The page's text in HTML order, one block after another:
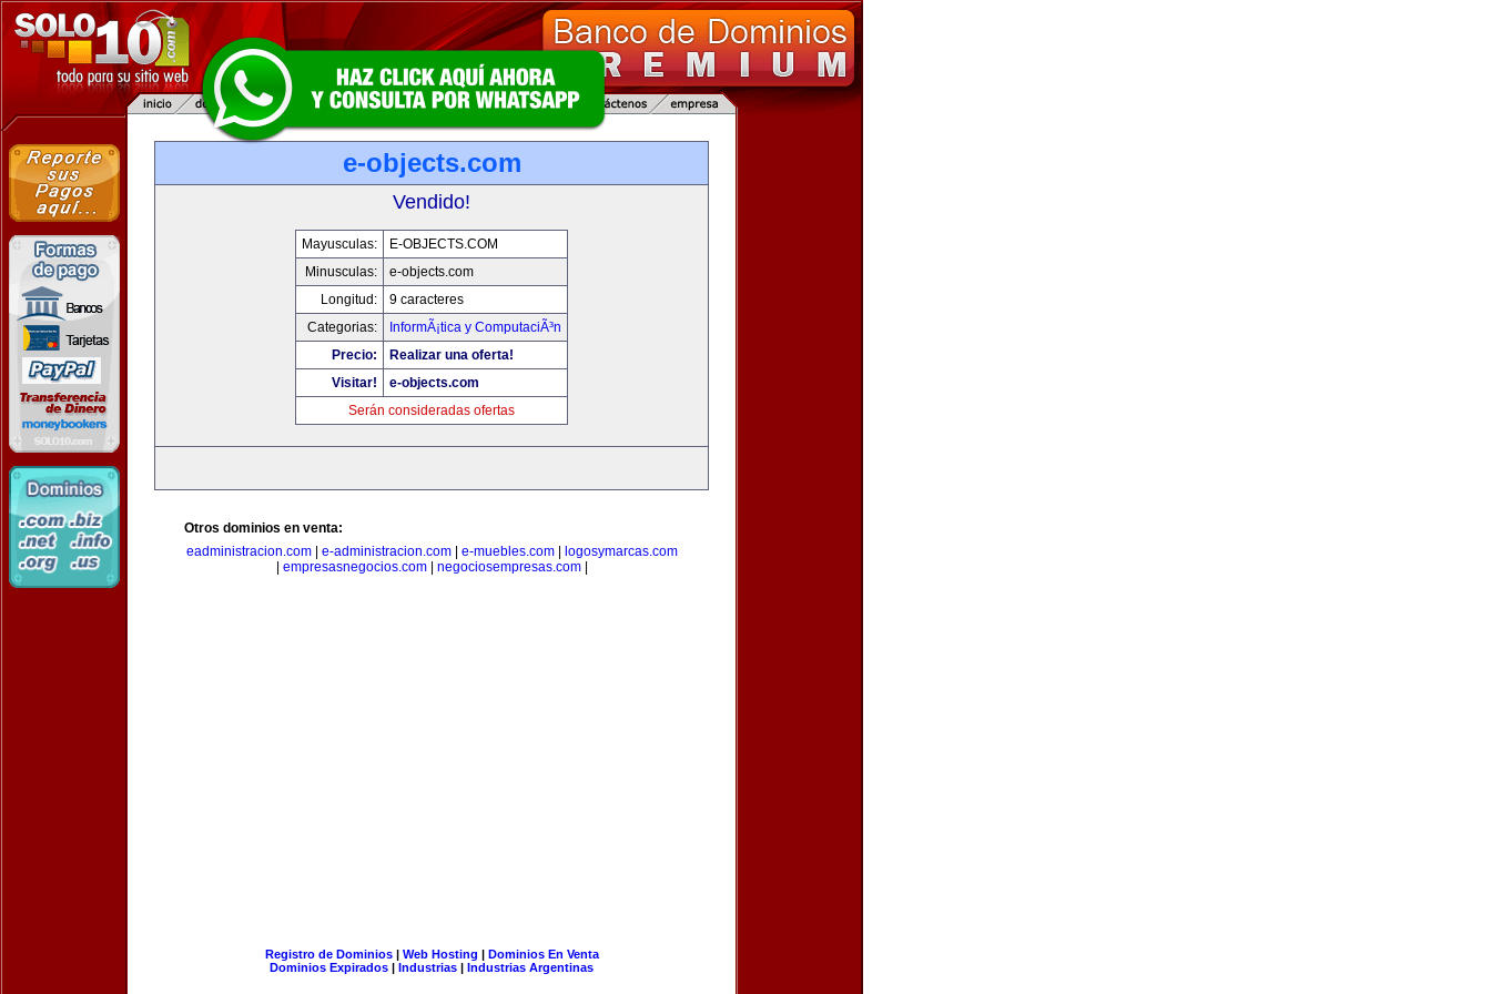
e-objects.com
Vendido!
Mayusculas:
E-OBJECTS.COM
Minusculas:
e-objects.com
Longitud:
9 caracteres
Categorias:
InformÃ¡tica y ComputaciÃ³n
Precio:
Realizar una oferta!
Visitar!
e-objects.com
Serán consideradas ofertas
Otros dominios en venta:
eadministracion.com| e-administracion.com| e-muebles.com|
logosymarcas.com
empresasnegocios.com| negociosempresas.com|
Registro de Dominios| Web Hosting | Dominios En Venta
Dominios Expirados | Industrias | Industrias Argentinas